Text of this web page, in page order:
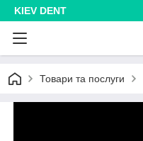
KIEV DENT
Товари та послуги